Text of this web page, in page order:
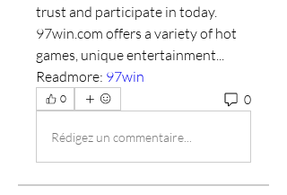
trust and participate in today.
97win.com offers a variety of hot
games, unique entertainment...
Readmore: 97win
0 0
Rédigez un commentaire...